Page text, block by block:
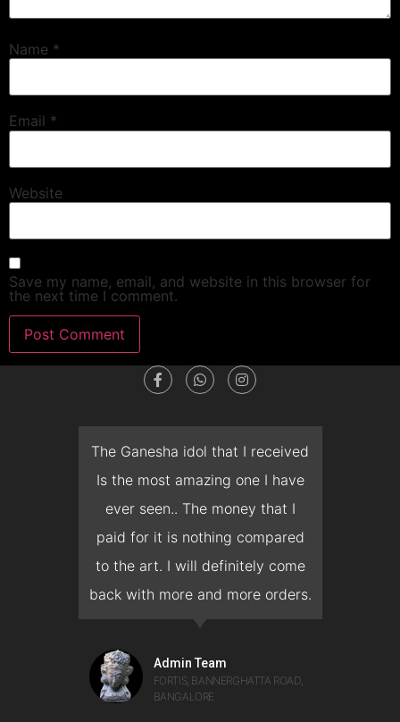
Name *
Email *
Website
Save my name, email, and website in this browser for
the next time I comment.
Ganesha idol that I received
the most amazing one I have
ever seen.. The money that I
for it is nothing compared
the art. I will definitely come
with more and more orders.
Admin Team
FORTIS, BANNERGHATTA ROAD,
BANGALORE
The time that
deliver the
months,
prepone the
but Mr. Bhat
and delivered
mantapa without